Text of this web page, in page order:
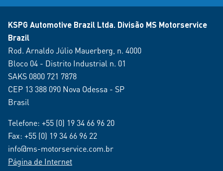
KSPG Automotive Brazil Ltda. Divisão MS Motorservice
Brazil
Rod. Arnaldo Júlio Mauerberg, n. 4000
Bloco 04 - Distrito Industrial n. 01
SAKS 0800 721 7878
CEP 13 388 090 Nova Odessa - SP
Brasil
Telefone: +55 (0) 19 34 66 96 20
Fax: +55 (0) 19 34 66 96 22
info@ms-motorservice.com.br
Página de Internet